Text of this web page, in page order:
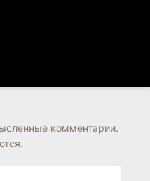
комментарии.